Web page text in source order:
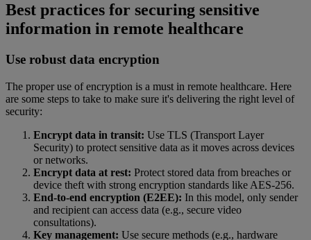
Best practices for securing sensitive
information in remote healthcare
Use robust data encryption
The proper use of encryption is a must in remote healthcare. Here
are some steps to take to make sure it's delivering the right level of
security:
Encrypt data in transit: Use TLS (Transport Layer
Security) to protect sensitive data as it moves across devices
or networks.
Encrypt data at rest: Protect stored data from breaches or
device theft with strong encryption standards like AES-256.
End-to-end encryption (E2EE): In this model, only sender
and recipient can access data (e.g., secure video
consultations).
Key management: Use secure methods (e.g., hardware